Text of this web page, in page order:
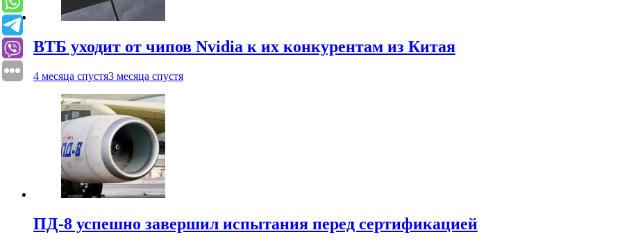
ВТБ уходит от чипов Nvidia к их конкурентам из Китая
4 месяца спустя3 месяца спустя
ПД-8 успешно завершил испытания перед сертификацией